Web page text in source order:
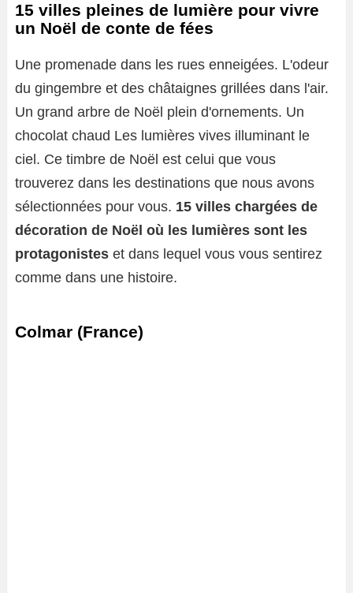
15 villes pleines de lumière pour vivre
un Noël de conte de fées
Une promenade dans les rues enneigées. L'odeur
du gingembre et des châtaignes grillées dans l'air.
Un grand arbre de Noël plein d'ornements. Un
chocolat chaud Les lumières vives illuminant le
ciel. Ce timbre de Noël est celui que vous
trouverez dans les destinations que nous avons
sélectionnées pour vous. 15 villes chargées de
décoration de Noël où les lumières sont les
protagonistes et dans lequel vous vous sentirez
comme dans une histoire.
Colmar (France)